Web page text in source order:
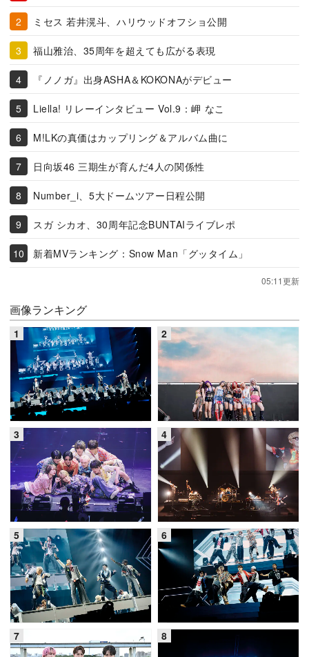
ミセス 若井滉斗、ハリウッドオフショ公開
福山雅治、35周年を超えても広がる表現
『ノノガ』出身ASHA＆KOKONAがデビュー
Liella! リレーインタビュー Vol.9：岬 なこ
M!LKの真価はカップリング＆アルバム曲に
日向坂46 三期生が育んだ4人の関係性
Number_i、5大ドームツアー日程公開
スガ シカオ、30周年記念BUNTAIライブレポ
新着MVランキング：Snow Man「グッタイム」
05:11更新
画像ランキング